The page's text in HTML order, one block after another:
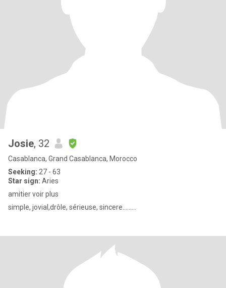
Josie, 32
Casablanca, Grand Casablanca, Morocco
Seeking: 27 - 63
Star sign: Aries
amitier voir plus
simple, jovial,drôle, sérieuse, sincere.........